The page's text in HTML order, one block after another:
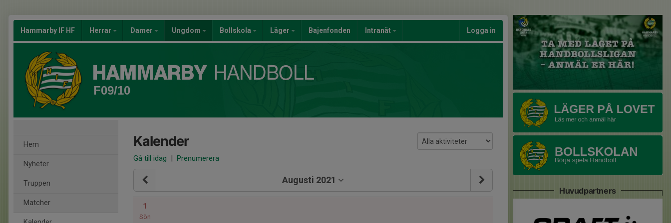
Hammarby IF HF Herrar Damer Ungdom Bollskola Läger Bajenfonden Intranät Logga in
F09/10
Hem
Nyheter
Truppen
Matcher
Kalender
Gå till idag | Prenumerera
Augusti 2021
1
Sön
Huvudpartners